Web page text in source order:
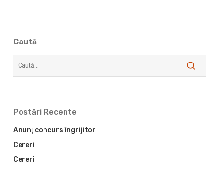
Caută
Postări Recente
Anunţ concurs îngrijitor
Cereri
Cereri